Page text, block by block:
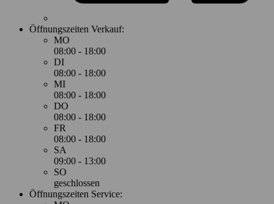
Öffnungszeiten Verkauf:
MO
08:00 - 18:00
DI
08:00 - 18:00
MI
08:00 - 18:00
DO
08:00 - 18:00
FR
08:00 - 18:00
SA
09:00 - 13:00
SO
geschlossen
Öffnungszeiten Service: